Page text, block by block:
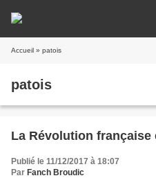
Accueil » patois
patois
La Révolution française
Publié le 11/12/2017 à 18:07
Par Fanch Broudic